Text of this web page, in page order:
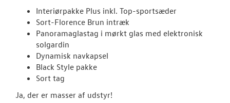
Interiørpakke Plus inkl. Top-sportsæder
Sort-Florence Brun intræk
Panoramaglastag i mørkt glas med elektronisk
solgardin
Dynamisk navkapsel
Black Style pakke
Sort tag
Ja, der er masser af udstyr!